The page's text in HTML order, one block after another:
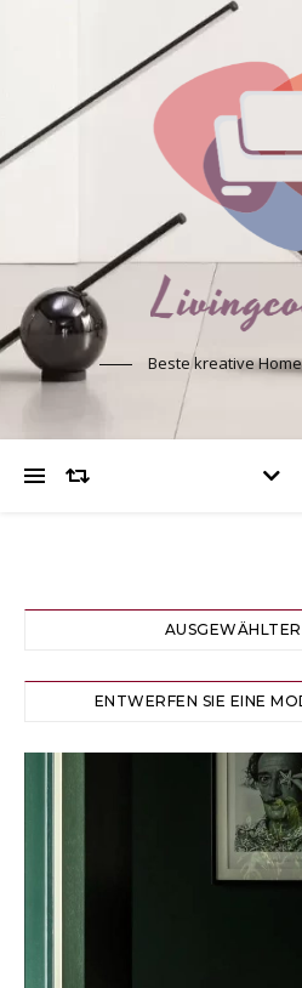
Beste kreative
ENTWERFEN SIE EINE